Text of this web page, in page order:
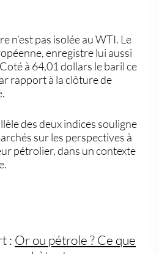
n’est pas isolée au WTI. Le
enregistre lui aussi
à 64,01 dollars le baril ce
rapport à la clôture de
des deux indices souligne
sur les perspectives à
pétrolier, dans un contexte
: Or ou pétrole ? Ce que